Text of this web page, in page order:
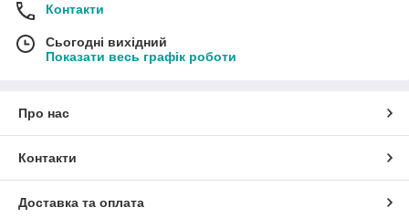
Контакти
Сьогодні вихідний
Показати весь графік роботи
Про нас
Контакти
Доставка та оплата